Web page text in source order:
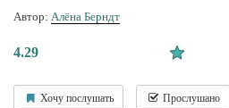
Автор: Алёна Берндт
4.29
Хочу послушать Прослушано